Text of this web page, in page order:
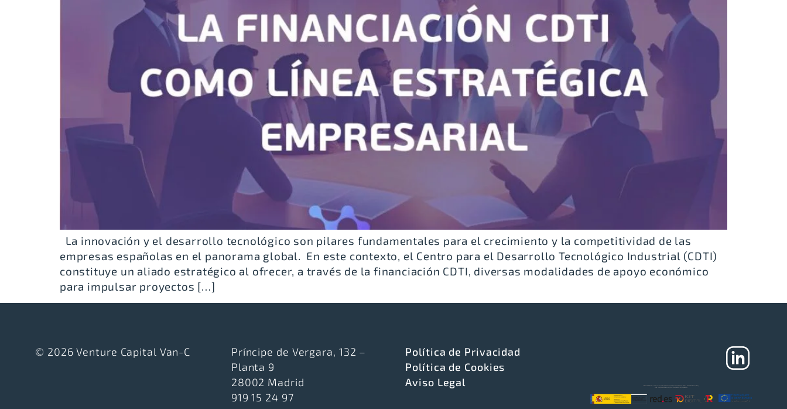
La innovación y el desarrollo tecnológico son pilares fundamentales para el crecimiento y la competitividad de las
empresas españolas en el panorama global. En este contexto, el Centro para el Desarrollo Tecnológico Industrial (CDTI)
constituye un aliado estratégico al ofrecer, a través de la financiación CDTI, diversas modalidades de apoyo económico
para impulsar proyectos […]
© 2026 Venture Capital Van-C
Príncipe de Vergara, 132 –
Planta 9
28002 Madrid
919 15 24 97
Política de Privacidad
Política de Cookies
Aviso Legal